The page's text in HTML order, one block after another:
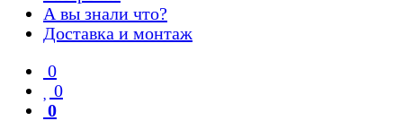
А вы знали что?
Доставка и монтаж
0
0
0